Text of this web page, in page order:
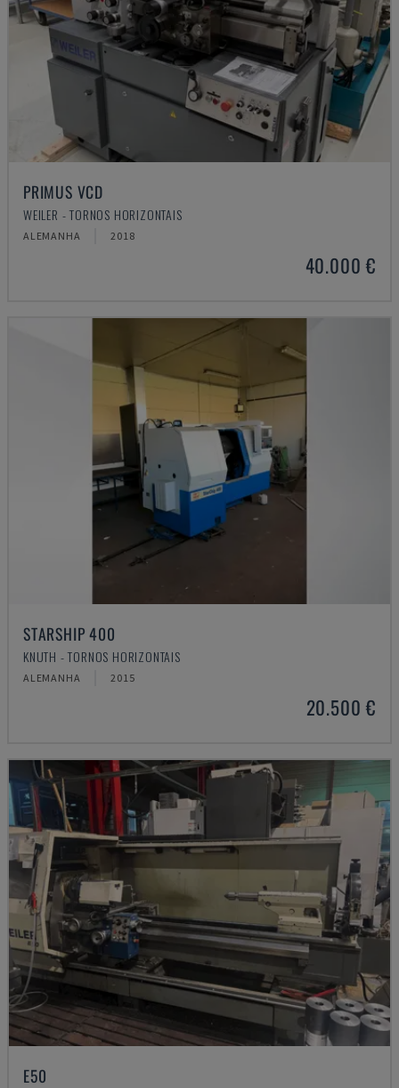
PRIMUS VCD
WEILER - TORNOS HORIZONTAIS
ALEMANHA 2018
40.000 €
STARSHIP 400
KNUTH - TORNOS HORIZONTAIS
ALEMANHA 2015
20.500 €
E50